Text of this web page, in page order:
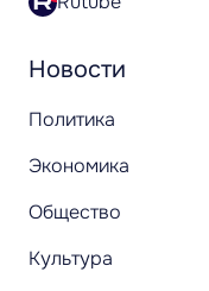
Новости
Политика
Экономика
Общество
Культура